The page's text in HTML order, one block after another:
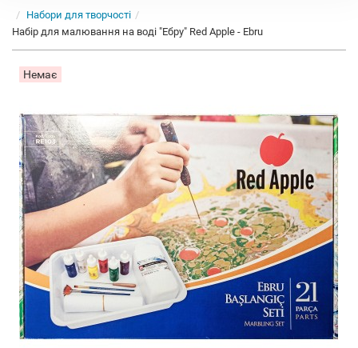
Набори для творчості
Набір для малювання на воді "Ебру" Red Apple - Ebru
Немає